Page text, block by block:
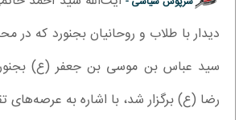
دیدار با طلاب و روحانیان بجنورد که
سید عباس بن موسی بن جعفر (ع)
رضا (ع) برگزار شد، با اشاره به عرصه‌های